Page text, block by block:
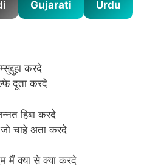
Gujarati Urdu
करदे
दूता करदे
हिबा करदे
चाहे अता करदे
मैं क्या से क्या करदे